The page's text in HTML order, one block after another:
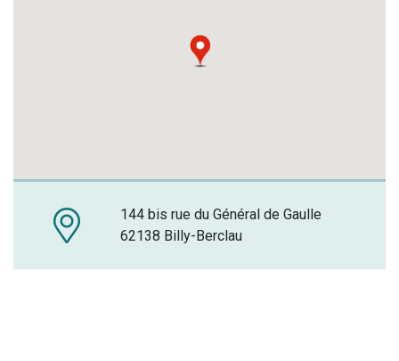
144 bis rue du Général de Gaulle
62138 Billy-Berclau